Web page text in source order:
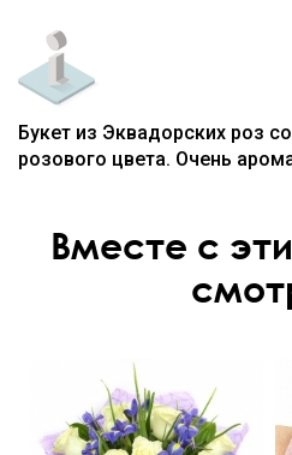
Букет из Эквадорских роз
розового цвета. Очень
Вместе с